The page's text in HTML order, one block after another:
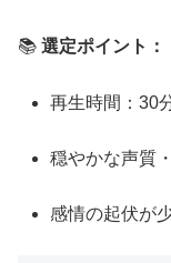
📚 選定ポイント：
再生時間：30
穏やかな声質
感情の起伏が